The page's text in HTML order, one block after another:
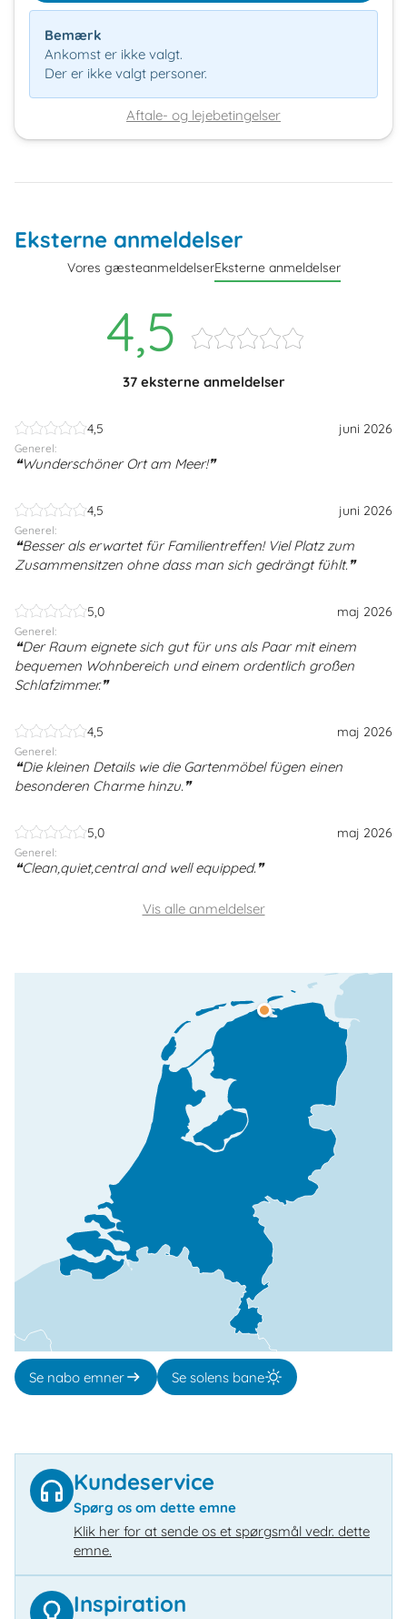
Bemærk
Ankomst er ikke valgt.
Der er ikke valgt personer.
Aftale- og lejebetingelser
Eksterne anmeldelser
Vores gæsteanmeldelserEksterne anmeldelser
4,5
37 eksterne anmeldelser
4,5 juni 2026
Generel:
Wunderschöner Ort am Meer!
4,5 juni 2026
Generel:
Besser als erwartet für Familientreffen! Viel Platz zum
Zusammensitzen ohne dass man sich gedrängt fühlt.
5,0 maj 2026
Generel:
Der Raum eignete sich gut für uns als Paar mit einem
bequemen Wohnbereich und einem ordentlich großen
Schlafzimmer.
4,5 maj 2026
Generel:
Die kleinen Details wie die Gartenmöbel fügen einen
besonderen Charme hinzu.
5,0 maj 2026
Generel:
Clean,quiet,central and well equipped.
Vis alle anmeldelser
Se nabo emner Se solens bane
Kundeservice
Spørg os om dette emne
Klik her for at sende os et spørgsmål vedr. dette
emne.
Inspiration